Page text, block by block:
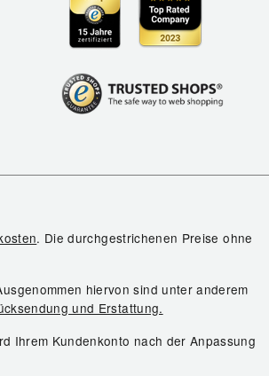
. Die durchgestrichenen Preise ohne
hiervon sind unter anderem
und Erstattung.
Ihrem Kundenkonto nach der Anpassung